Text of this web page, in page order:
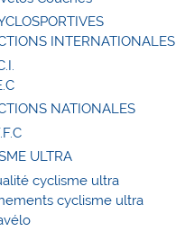
INTERNATIONALES
NATIONALES
ULTRA
cyclisme ultra
cyclisme ultra